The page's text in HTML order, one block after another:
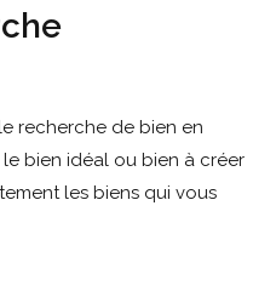
recherche de bien en
bien idéal ou bien à créer
les biens qui vous